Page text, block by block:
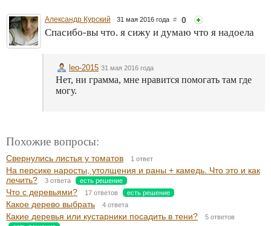
Александр Курский 31 мая 2016 года # 0
Спасибо-вы что. я сижу и думаю что я надоела
leo-2015 31 мая 2016 года
Нет, ни грамма, мне нравится помогать там где
могу.
Похожие вопросы:
Свернулись листья у томатов 1 ответ
На персике наросты, утолщения и раны + камедь. Что это и как
лечить?
3 ответа есть решение
Что с деревьями? 17 ответов есть решение
Какое дерево выбрать 4 ответа
Какие деревья или кустарники посадить в тени?
5 ответов